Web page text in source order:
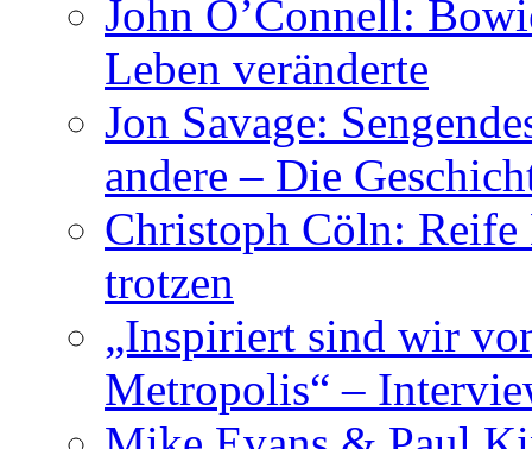
John O’Connell:
Leben veränderte
Jon Savage:
andere – Die
Christoph Cöln:
trotzen
„Inspiriert sind wir
Metropolis“ –